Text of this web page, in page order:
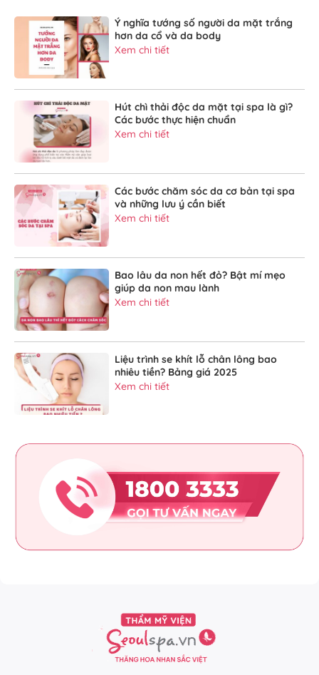
Ý nghĩa tướng số người da mặt trắng
hơn da cổ và da body
Xem chi tiết
Hút chì thải độc da mặt tại spa là gì?
Các bước thực hiện chuẩn
Xem chi tiết
Các bước chăm sóc da cơ bản tại spa
và những lưu ý cần biết
Xem chi tiết
Bao lâu da non hết đỏ? Bật mí mẹo
giúp da non mau lành
Xem chi tiết
Liệu trình se khít lỗ chân lông bao
nhiêu tiền? Bảng giá 2025
Xem chi tiết